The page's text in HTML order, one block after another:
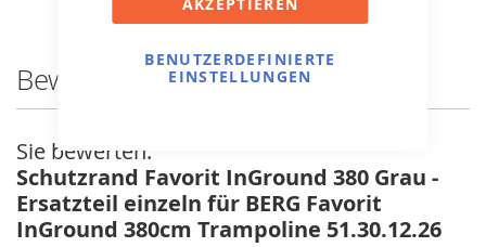
BENUTZERDEFINIERTE
EINSTELLUNGEN
Bewertungen
Sie bewerten:
Schutzrand Favorit InGround 380 Grau -
Ersatzteil einzeln für BERG Favorit
InGround 380cm Trampoline 51.30.12.26